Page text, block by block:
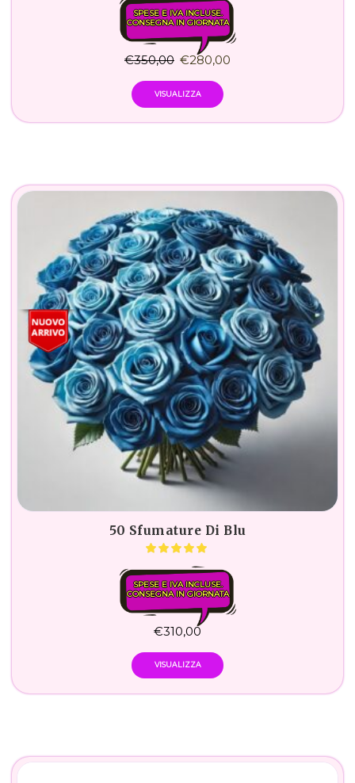
SPESE E IVA INCLUSE.
CONSEGNA IN GIORNATA
€350,00 €280,00
VISUALIZZA
50 Sfumature Di Blu
SPESE E IVA INCLUSE.
CONSEGNA IN GIORNATA
€310,00
VISUALIZZA